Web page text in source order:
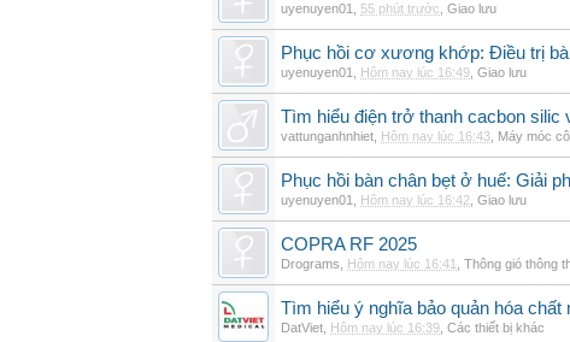
uyenuyen01 55 phút trước Giao lưu
Phục hồi cơ xương khớp: Điều trị
uyenuyen01 Hôm nay lúc 16:49 Giao lưu
Tìm hiểu điện trở thanh cacbon silic
vattunganhnhiet Hôm nay lúc 16:43 Máy móc
Phục hồi bàn chân bẹt ở huế: Giải
uyenuyen01 Hôm nay lúc 16:42 Giao lưu
COPRA RF 2025
Drograms Hôm nay lúc 16:41 Thông gió thông
Tìm hiểu ý nghĩa bảo quản hóa chất
DatViet Hôm nay lúc 16:39 Các thiết bị khác